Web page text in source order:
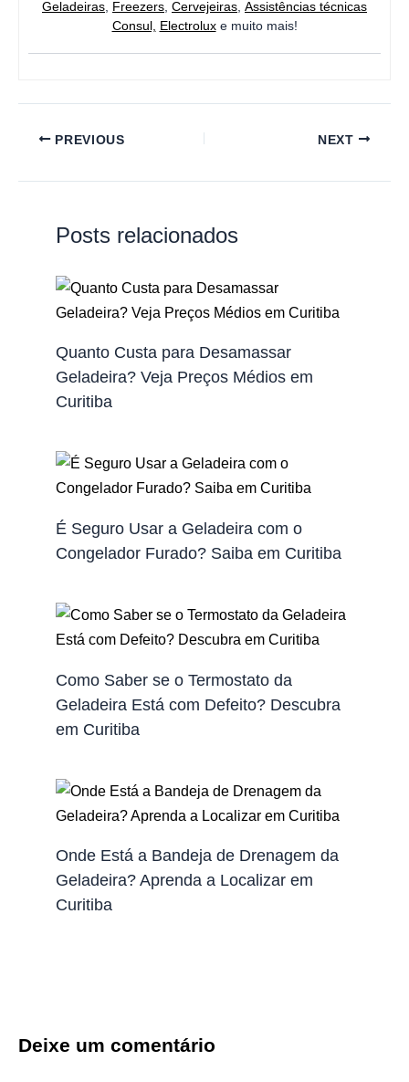
Geladeiras, Freezers, Cervejeiras, Assistências técnicas
Consul, Electroluxe muito mais!
PREVIOUS NEXT
Posts relacionados
Quanto Custa para Desamassar
Geladeira? Veja Preços Médios em
Curitiba
É Seguro Usar a Geladeira com o
Congelador Furado? Saiba em Curitiba
Como Saber se o Termostato da
Geladeira Está com Defeito? Descubra
em Curitiba
Onde Está a Bandeja de Drenagem da
Geladeira? Aprenda a Localizar em
Curitiba
Deixe um comentário